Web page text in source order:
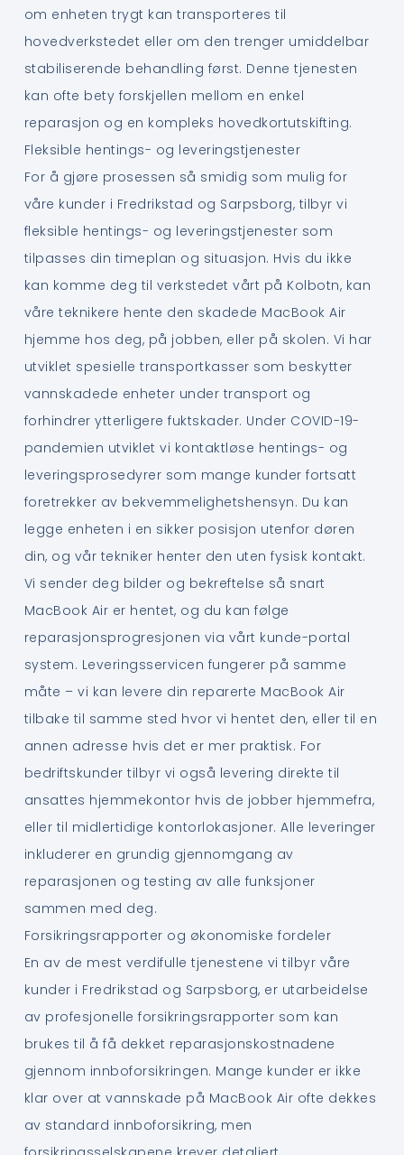
om enheten trygt kan transporteres til
hovedverkstedet eller om den trenger umiddelbar
stabiliserende behandling først. Denne tjenesten
kan ofte bety forskjellen mellom en enkel
reparasjon og en kompleks hovedkortutskifting.
Fleksible hentings- og leveringstjenester
For å gjøre prosessen så smidig som mulig for
våre kunder i Fredrikstad og Sarpsborg, tilbyr vi
fleksible hentings- og leveringstjenester som
tilpasses din timeplan og situasjon. Hvis du ikke
kan komme deg til verkstedet vårt på Kolbotn, kan
våre teknikere hente den skadede MacBook Air
hjemme hos deg, på jobben, eller på skolen. Vi har
utviklet spesielle transportkasser som beskytter
vannskadede enheter under transport og
forhindrer ytterligere fuktskader. Under COVID-19-
pandemien utviklet vi kontaktløse hentings- og
leveringsprosedyrer som mange kunder fortsatt
foretrekker av bekvemmelighetshensyn. Du kan
legge enheten i en sikker posisjon utenfor døren
din, og vår tekniker henter den uten fysisk kontakt.
Vi sender deg bilder og bekreftelse så snart
MacBook Air er hentet, og du kan følge
reparasjonsprogresjonen via vårt kunde-portal
system. Leveringsservicen fungerer på samme
måte – vi kan levere din reparerte MacBook Air
tilbake til samme sted hvor vi hentet den, eller til en
annen adresse hvis det er mer praktisk. For
bedriftskunder tilbyr vi også levering direkte til
ansattes hjemmekontor hvis de jobber hjemmefra,
eller til midlertidige kontorlokasjoner. Alle leveringer
inkluderer en grundig gjennomgang av
reparasjonen og testing av alle funksjoner
sammen med deg.
Forsikringsrapporter og økonomiske fordeler
En av de mest verdifulle tjenestene vi tilbyr våre
kunder i Fredrikstad og Sarpsborg, er utarbeidelse
av profesjonelle forsikringsrapporter som kan
brukes til å få dekket reparasjonskostnadene
gjennom innboforsikringen. Mange kunder er ikke
klar over at vannskade på MacBook Air ofte dekkes
av standard innboforsikring, men